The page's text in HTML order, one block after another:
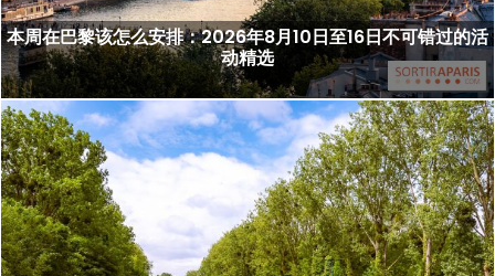
本周在巴黎该怎么安排：2026年8月10日至16日不可错过的活
动精选